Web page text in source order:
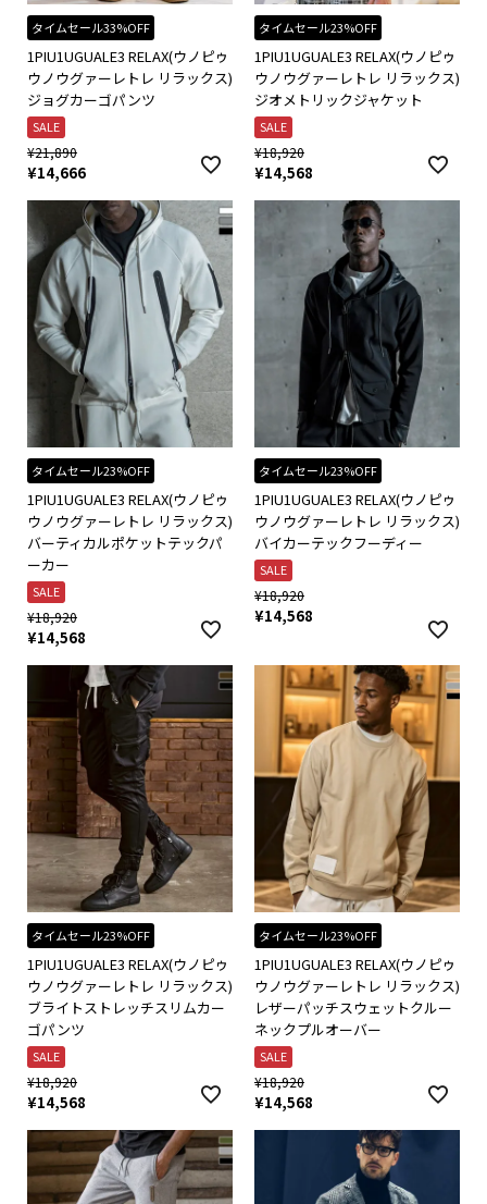
タイムセール33%OFF
1PIU1UGUALE3 RELAX(ウノピゥ
ウノウグァーレトレ リラックス)
ジョグカーゴパンツ
SALE
¥21,890
¥14,666
タイムセール23%OFF
1PIU1UGUALE3 RELAX(ウノピゥ
ウノウグァーレトレ リラックス)
ジオメトリックジャケット
SALE
¥18,920
¥14,568
タイムセール23%OFF
1PIU1UGUALE3 RELAX(ウノピゥ
ウノウグァーレトレ リラックス)
バーティカルポケットテックパ
ーカー
SALE
¥18,920
¥14,568
タイムセール23%OFF
1PIU1UGUALE3 RELAX(ウノピゥ
ウノウグァーレトレ リラックス)
バイカーテックフーディー
SALE
¥18,920
¥14,568
タイムセール23%OFF
1PIU1UGUALE3 RELAX(ウノピゥ
ウノウグァーレトレ リラックス)
ブライトストレッチスリムカー
ゴパンツ
SALE
¥18,920
¥14,568
タイムセール23%OFF
1PIU1UGUALE3 RELAX(ウノピゥ
ウノウグァーレトレ リラックス)
レザーパッチスウェットクルー
ネックプルオーバー
SALE
¥18,920
¥14,568